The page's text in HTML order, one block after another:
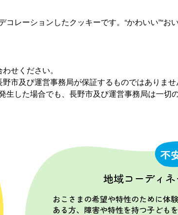
レーションしたクッキーです。“かわいい”“お
せください。
市及び運営事務局が保証するものではありま
した場合でも、長野市及び運営事務局は一切
不
地域コーディネ
おこさまの希望や特性のために体
ある方、障害や特性を持つ子ども